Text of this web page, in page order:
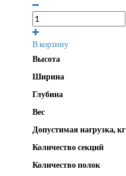
В корзину
Высота
Ширина
Глубина
Вес
Допустимая нагрузка, кг
Количество секций
Количество полок